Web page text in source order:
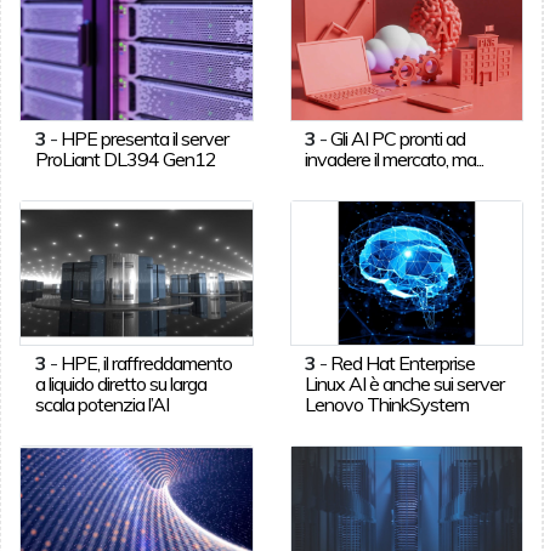
3 - HPE presenta il server
ProLiant DL394 Gen12
3 -Gli AI PC pronti ad
invadere il mercato, ma...
3 - HPE, il raffreddamento
a liquido diretto su larga
scala potenzia l’AI
3 - Red Hat Enterprise
Linux AI è anche sui server
Lenovo ThinkSystem